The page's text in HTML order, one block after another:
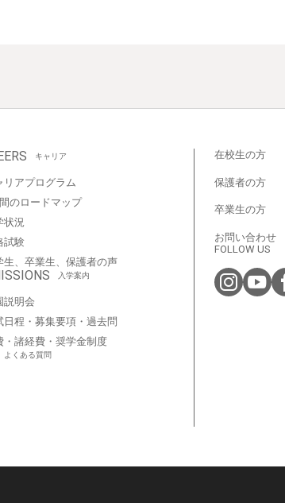
キャリア
リアプログラム
のロードマップ
状況
試験
生、卒業生、保護者の声
入学案内
説明会
日程・募集要項・過去問
・諸経費・奨学金制度
よくある質問
在校生の方
保護者の方
卒業生の方
お問い合わせ
FOLLOW US